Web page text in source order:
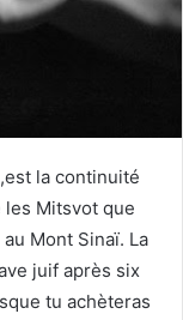
la continuité
les Mitsvot que
Mont Sinaï. La
juif après six
tu achèteras